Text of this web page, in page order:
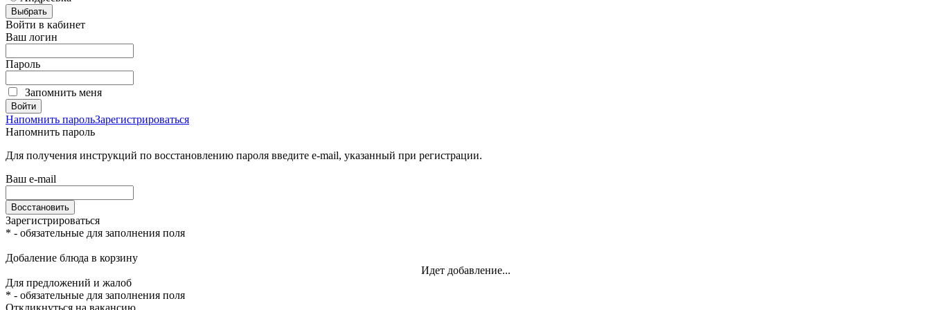
Выбрать
Войти в кабинет
Ваш логин
Пароль
Запомнить меня
Войти
Напомнить парольЗарегистрироваться
Напомнить пароль
Для получения инструкций по восстановлению пароля введите e-mail, указанный при регистрации.
Ваш e-mail
Восстановить
Зарегистрироваться
* - обязательные для заполнения поля
Добаление блюда в корзину
Идет добавление...
Для предложений и жалоб
* - обязательные для заполнения поля
Откликнуться на вакансию